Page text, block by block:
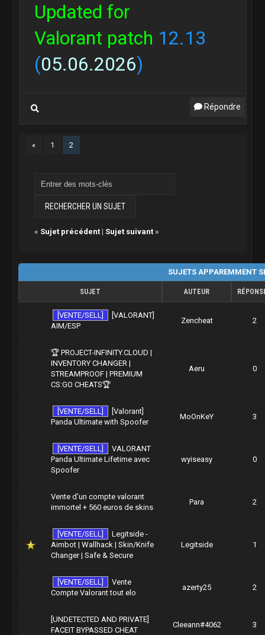
Updated for
Valorant patch 12.13
(05.06.2026)
Répondre
« 1 2
« Sujet précédent| Sujet suivant»
SUJETS APPAREMMENT
SUJET AUTEUR
[VENTE/SELL]
[VALORANT]
AIM/ESP
Zencheat 2
🏆 PROJECT-INFINITY.CLOUD |
INVENTORY CHANGER |
STREAMPROOF | PREMIUM
CS:GO CHEATS🏆
Aeru 0
[VENTE/SELL]
[Valorant]
Panda Ultimate with Spoofer
MoOnKeY 3
[VENTE/SELL]
VALORANT
Panda Ultimate Lifetime avec
Spoofer
wyiseasy 0
Vente d'un compte valorant
immortel + 560 euros de skins
Para 2
[VENTE/SELL]
Legitside -
Aimbot | Wallhack | Skin/Knife
Changer | Safe & Secure
Legitside 1
[VENTE/SELL]
Vente
Compte Valorant tout elo
azerty25 2
[UNDETECTED AND PRIVATE]
FACEIT BYPASSED CHEAT
Cleeann#4062 3